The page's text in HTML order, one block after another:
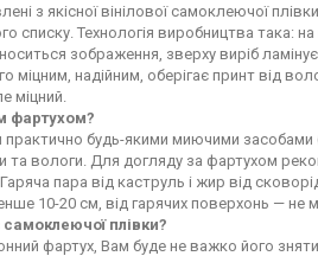
з якісної вінілової самоклеючої
списку. Технологія виробництва така:
зображення, зверху виріб
міцним, надійним, оберігає принт від
міцний.
фартухом?
будь-якими миючими засобами
та вологи. Для догляду за фартухом
пара від каструль і жир від
10-20 см, від гарячих поверхонь — не
плівки?
фартух, Вам буде не важко його